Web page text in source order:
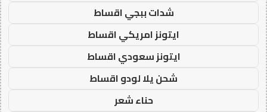
شدات ببجي اقساط
ايتونز امريكي اقساط
ايتونز سعودي اقساط
شحن يلا لودو اقساط
حناء شعر